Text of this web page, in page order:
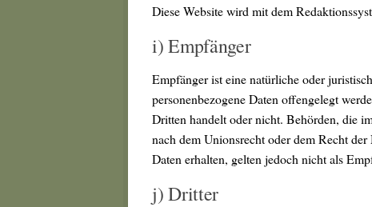
Diese Website wird mit dem
i) Empfänger
Empfänger ist eine natürliche oder
personenbezogene Daten offengelegt
Dritten handelt oder nicht. Behörden, die
nach dem Unionsrecht oder dem Recht
Daten erhalten, gelten jedoch nicht als
j) Dritter